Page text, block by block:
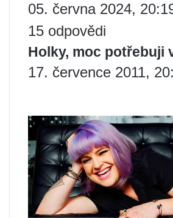
05. června 2024,
15 odpovědi
Holky, moc potřebuji
17. července 2011,